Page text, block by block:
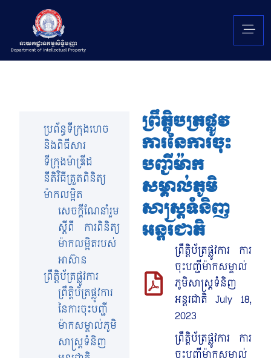
ប្រព័ន្ធទីក្រុងហេច
និងពិធីសារ
ទីក្រុងម៉ាឌ្រីដ
នីតិវិធីត្រួតពិនិត្យ
ម៉ាកលម្អិត
សេចក្តីណែនាំរួម
ស្តីពី ការពិនិត្យ
ម៉ាកលម្អិតរបស់
អាស៊ាន
ព្រឹត្តិប័ត្រផ្លូវការ
ព្រឹត្តិប័ត្រផ្លូវការ​
នៃការចុះបញ្ជី
ម៉ាកសម្គាល់ភូមិ
សាស្រ្តទំនិញ
ព្រឹត្តិបត្រផ្លូវ
ការ​នៃការចុះ
បញ្ជីម៉ាក
សម្គាល់ភូមិ
សាស្រ្តទំនិញ
អន្តរជាតិ
ព្រឹត្តិប័ត្រផ្លូវការ ការ
ចុះបញ្ជីម៉ាកសម្គាល់
ភូមិសាស្រ្តទំនិញ
អន្តរជាតិ July 18,
2023
ព្រឹត្តិប័ត្រផ្លូវការ ការ